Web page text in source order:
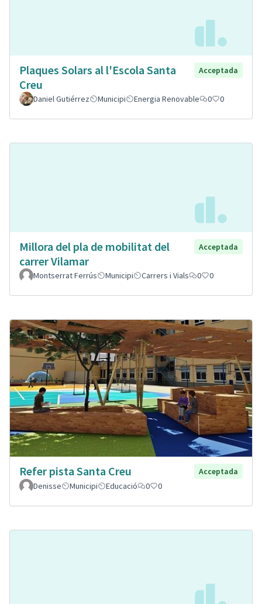
Plaques Solars al l'Escola Santa
Creu
Acceptada
Daniel Gutiérrez Municipi Energia Renovable 0 0
Millora del pla de mobilitat del
carrer Vilamar
Acceptada
Montserrat Ferrús Municipi Carrers i Vials 0 0
Refer pista Santa Creu
Acceptada
Denisse
Municipi Educació 0 0